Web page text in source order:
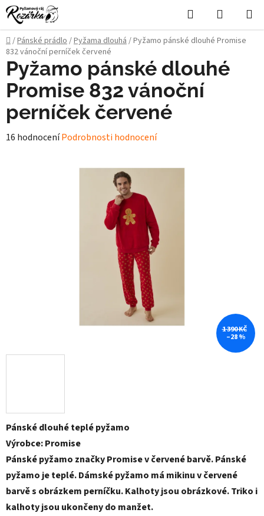
Přejít
na
obsah
Hledat
KOŠÍK
Domů
/Pánské prádlo/Pyžama dlouhá/Pyžamo pánské dlouhé Promise
832 vánoční perníček červené
Pánské dlouhé teplé pyžamo
Výrobce: Promise
Pánské pyžamo značky Promise v červené barvě. Pánské
pyžamo je teplé. Dámské pyžamo má mikinu v červené
barvě s obrázkem perníčku. Kalhoty jsou obrázkové. Triko i
kalhoty jsou ukončeny do manžet.
Pyžamo pánské dlouhé
Promise 832 vánoční
perníček červené
Průměrné
16 hodnoceníPodrobnosti hodnocení
1 390 KČ
–28 %